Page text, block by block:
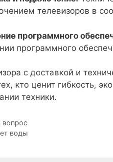
телевизоров в
программного
программного
с доставкой и
кто ценит гибкость,
техники.
воды